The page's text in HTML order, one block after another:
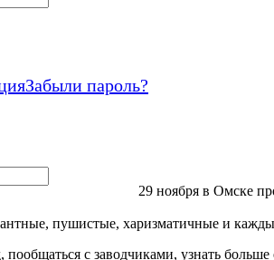
Забыли пароль?
29 ноября в Омске
пушистые, харизматичные и
с заводчиками, узнать